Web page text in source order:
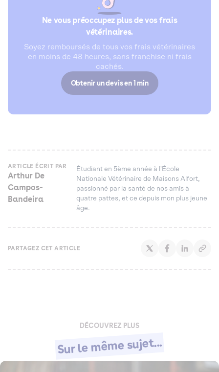
Ne vous préoccupez plus de vos frais
vétérinaires.
Soyez remboursés de tous vos frais vétérinaires
en moins de 48 heures, sans franchise ni frais
cachés.
Obtenir un devis en 1 min
ARTICLE ÉCRIT PAR
Arthur De
Campos-
Bandeira
Étudiant en 5ème année à l'École
Nationale Vétérinaire de Maisons Alfort,
passionné par la santé de nos amis à
quatre pattes, et ce depuis mon plus jeune
âge.
PARTAGEZ CET ARTICLE
DÉCOUVREZ PLUS
Sur le même sujet...